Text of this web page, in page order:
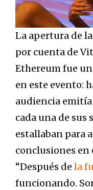
La apertura de
por cuenta de
Ethereum fue
en este evento:
audiencia
cada una de sus
estallaban para
conclusiones
“Después de la
funcionando.